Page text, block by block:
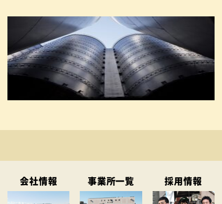
会社情報 事業所一覧 採用情報